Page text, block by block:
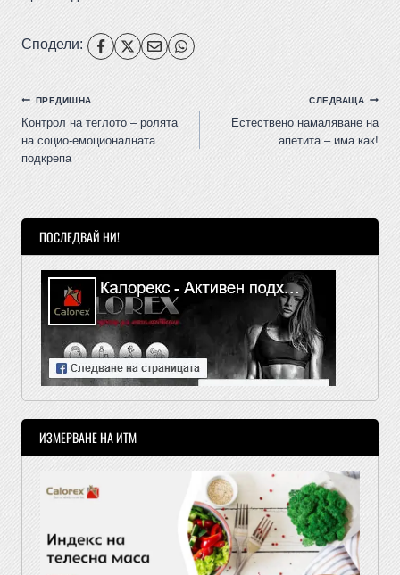
Сподели:
ПРЕДИШНА
Контрол на теглото – ролята
на социо-емоционалната
подкрепа
СЛЕДВАЩА
Естествено намаляване на
апетита – има как!
ПОСЛЕДВАЙ НИ!
ИЗМЕРВАНЕ НА ИТМ